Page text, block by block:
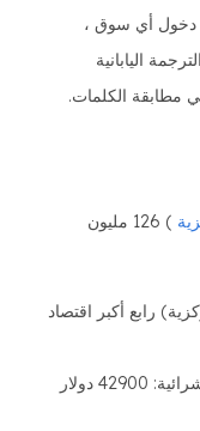
دخول أي سوق ،
اليابانية
مطابقة الكلمات.
) 126 مليون
رابع أكبر اقتصاد
الناتج المحلي الإجمالي للفرد تعادل القوة الشرائية: 42900 دولار